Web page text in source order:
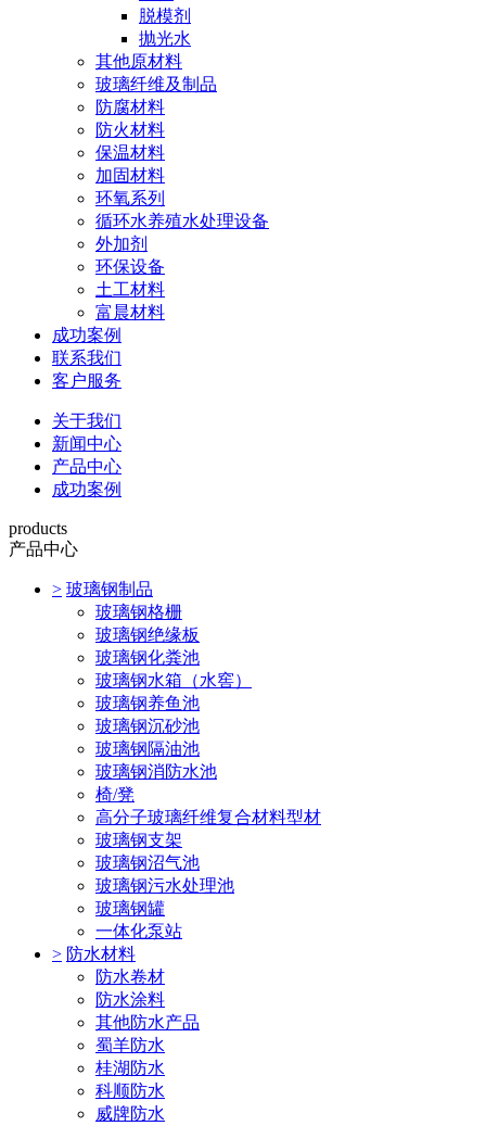
脱模剂
抛光水
其他原材料
玻璃纤维及制品
防腐材料
防火材料
保温材料
加固材料
环氧系列
循环水养殖水处理设备
外加剂
环保设备
土工材料
富晨材料
成功案例
联系我们
客户服务
关于我们
新闻中心
产品中心
成功案例
products
产品中心
> 玻璃钢制品
玻璃钢格栅
玻璃钢绝缘板
玻璃钢化粪池
玻璃钢水箱（水窖）
玻璃钢养鱼池
玻璃钢沉砂池
玻璃钢隔油池
玻璃钢消防水池
椅/凳
高分子玻璃纤维复合材料型材
玻璃钢支架
玻璃钢沼气池
玻璃钢污水处理池
玻璃钢罐
一体化泵站
> 防水材料
防水卷材
防水涂料
其他防水产品
蜀羊防水
桂湖防水
科顺防水
威牌防水